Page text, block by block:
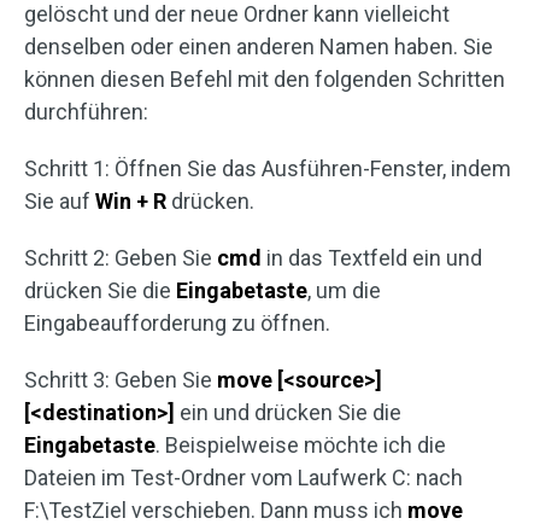
gelöscht und der neue Ordner kann vielleicht
denselben oder einen anderen Namen haben. Sie
können diesen Befehl mit den folgenden Schritten
durchführen:
Schritt 1: Öffnen Sie das Ausführen-Fenster, indem
Sie auf Win + R drücken.
Schritt 2: Geben Sie cmd in das Textfeld ein und
drücken Sie die Eingabetaste, um die
Eingabeaufforderung zu öffnen.
Schritt 3: Geben Sie move [<source>]
[<destination>] ein und drücken Sie die
Eingabetaste. Beispielweise möchte ich die
Dateien im Test-Ordner vom Laufwerk C: nach
F:\TestZiel verschieben. Dann muss ich move